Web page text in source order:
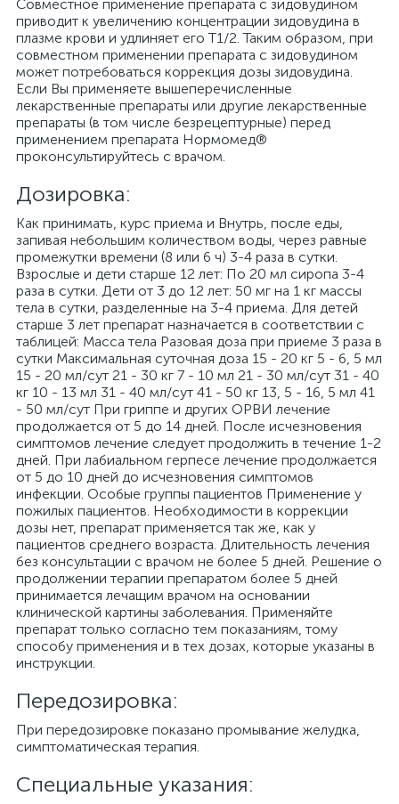
Совместное применение препарата с зидовудином
приводит к увеличению концентрации зидовудина в
плазме крови и удлиняет его T1/2. Таким образом, при
совместном применении препарата с зидовудином
может потребоваться коррекция дозы зидовудина.
Если Вы применяете вышеперечисленные
лекарственные препараты или другие лекарственные
препараты (в том числе безрецептурные) перед
применением препарата Нормомед®
проконсультируйтесь с врачом.
Дозировка:
Как принимать, курс приема и Внутрь, после еды,
запивая небольшим количеством воды, через равные
промежутки времени (8 или 6 ч) 3-4 раза в сутки.
Взрослые и дети старше 12 лет: По 20 мл сиропа 3-4
раза в сутки. Дети от 3 до 12 лет: 50 мг на 1 кг массы
тела в сутки, разделенные на 3-4 приема. Для детей
старше 3 лет препарат назначается в соответствии с
таблицей: Масса тела Разовая доза при приеме 3 раза в
сутки Максимальная суточная доза 15 - 20 кг 5 - 6, 5 мл
15 - 20 мл/сут 21 - 30 кг 7 - 10 мл 21 - 30 мл/сут 31 - 40
кг 10 - 13 мл 31 - 40 мл/сут 41 - 50 кг 13, 5 - 16, 5 мл 41
- 50 мл/сут При гриппе и других ОРВИ лечение
продолжается от 5 до 14 дней. После исчезновения
симптомов лечение следует продолжить в течение 1-2
дней. При лабиальном герпесе лечение продолжается
от 5 до 10 дней до исчезновения симптомов
инфекции. Особые группы пациентов Применение у
пожилых пациентов. Необходимости в коррекции
дозы нет, препарат применяется так же, как у
пациентов среднего возраста. Длительность лечения
без консультации с врачом не более 5 дней. Решение о
продолжении терапии препаратом более 5 дней
принимается лечащим врачом на основании
клинической картины заболевания. Применяйте
препарат только согласно тем показаниям, тому
способу применения и в тех дозах, которые указаны в
инструкции.
Передозировка:
При передозировке показано промывание желудка,
симптоматическая терапия.
Специальные указания: